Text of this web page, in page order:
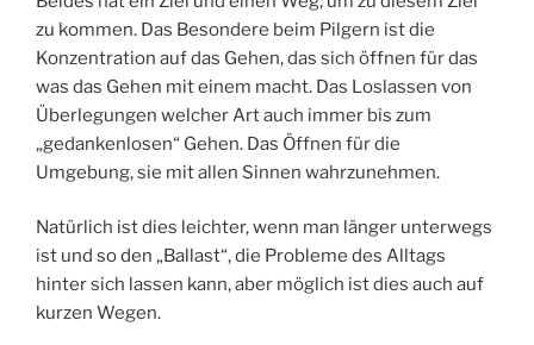
zu kommen. Das Besondere beim Pilgern ist die
Konzentration auf das Gehen, das sich öffnen für das
was das Gehen mit einem macht. Das Loslassen von
Überlegungen welcher Art auch immer bis zum
„gedankenlosen“ Gehen. Das Öffnen für die
Umgebung, sie mit allen Sinnen wahrzunehmen.
Natürlich ist dies leichter, wenn man länger unterwegs
ist und so den „Ballast“, die Probleme des Alltags
hinter sich lassen kann, aber möglich ist dies auch auf
kurzen Wegen.